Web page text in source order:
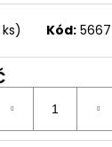
ks) Kód: 5667